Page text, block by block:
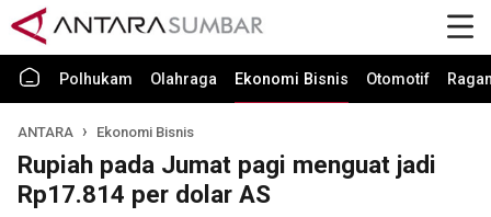
Polhukam Olahraga Ekonomi Bisnis Otomotif
ANTARA Ekonomi Bisnis
Rupiah pada Jumat pagi menguat jadi
Rp17.814 per dolar AS